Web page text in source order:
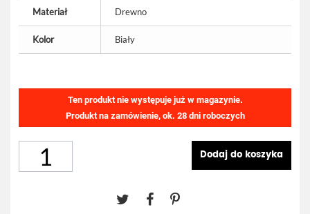
Materiał Drewno
Kolor Biały
Ten produkt nie występuje już w magazynie.
Produkt na zamówienie, ok. 28 dni roboczych
Dodaj do koszyka